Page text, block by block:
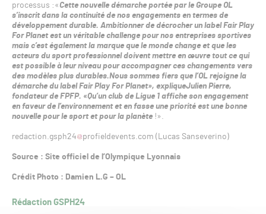
processus :« Cette nouvelle démarche portée par le Groupe OL
s’inscrit dans la continuité de nos engagements en termes de
développement durable. Ambitionner de décrocher un label Fair Play
For Planet est un véritable challenge pour nos entreprises sportives
mais c’est également la marque que le monde change et que les
acteurs du sport professionnel doivent mettre en œuvre tout ce qui
est possible à leur niveau pour accompagner ces changements vers
des modèles plus durables.Nous sommes fiers que l’OL rejoigne la
démarche du label Fair Play For Planet», expliqueJulien Pierre,
fondateur de FPFP. «Qu’un club de Ligue 1 affiche son engagement
en faveur de l’environnement et en fasse une priorité est une bonne
nouvelle pour le sport et pour la planète!».
redaction.gsph24 profieldevents.com (Lucas Sanseverino)
Source : Site officiel de l’Olympique Lyonnais
Crédit Photo : Damien L.G – OL
Rédaction GSPH24